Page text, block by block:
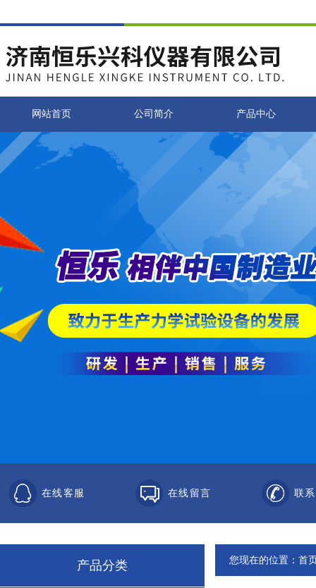
网站首页 公司简介 产品中心
在线客服 在线留言 联
产品分类 您现在的位置： 首